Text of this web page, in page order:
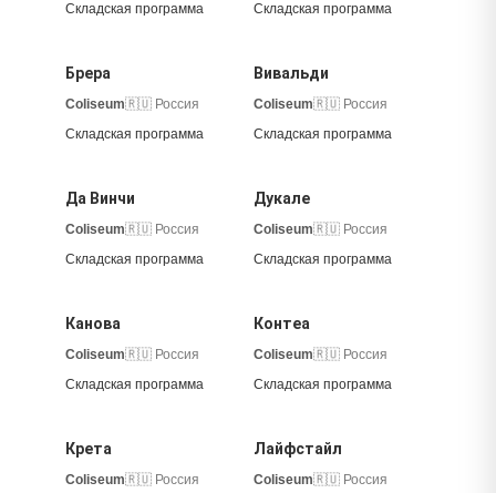
Складская программа
Складская программа
Брера
Coliseum🇷🇺 Россия
Складская программа
Вивальди
Coliseum🇷🇺 Россия
Складская программа
Да Винчи
Coliseum🇷🇺 Россия
Складская программа
Дукале
Coliseum🇷🇺 Россия
Складская программа
Канова
Coliseum🇷🇺 Россия
Складская программа
Контеа
Coliseum🇷🇺 Россия
Складская программа
Крета
Coliseum🇷🇺 Россия
Лайфстайл
Coliseum🇷🇺 Россия